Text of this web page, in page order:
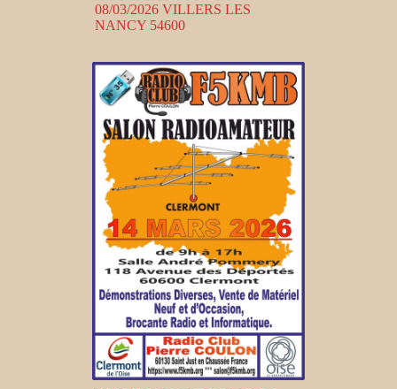
08/03/2026 VILLERS LES
NANCY 54600